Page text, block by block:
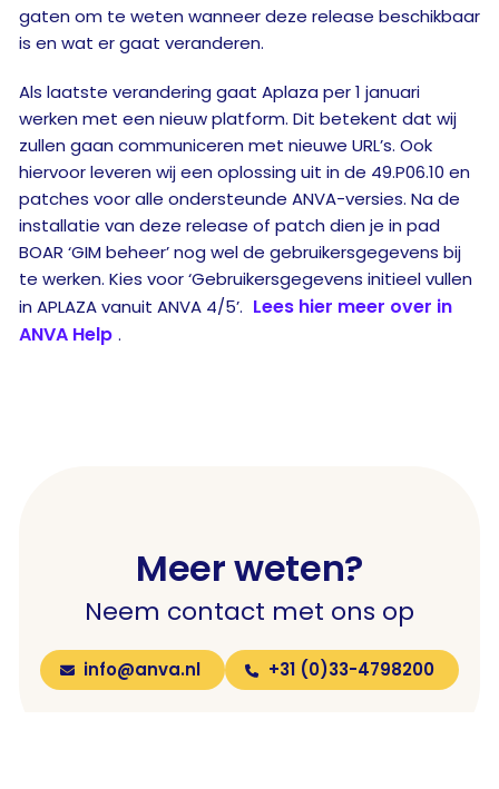
gaten om te weten wanneer deze release beschikbaar
is en wat er gaat veranderen.
Als laatste verandering gaat Aplaza per 1 januari
werken met een nieuw platform. Dit betekent dat wij
zullen gaan communiceren met nieuwe URL’s. Ook
hiervoor leveren wij een oplossing uit in de 49.P06.10 en
patches voor alle ondersteunde ANVA-versies. Na de
installatie van deze release of patch dien je in pad
BOAR ‘GIM beheer’ nog wel de gebruikersgegevens bij
te werken. Kies voor ‘Gebruikersgegevens initieel vullen
in APLAZA vanuit ANVA 4/5’. Lees hier meer over in
ANVA Help .
Meer weten?
Neem contact met ons op
info@anva.nl +31 (0)33-4798200